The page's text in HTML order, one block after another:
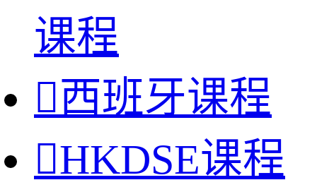
课程
西班牙课程
HKDSE课程